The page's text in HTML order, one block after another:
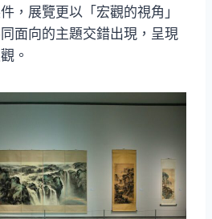
，展覽更以「宏觀的視角」
面向的主題交錯出現，呈現
。